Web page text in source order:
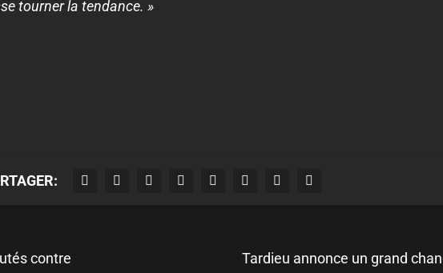
tourner la tendance. »
contre
Tardieu annonce un grand